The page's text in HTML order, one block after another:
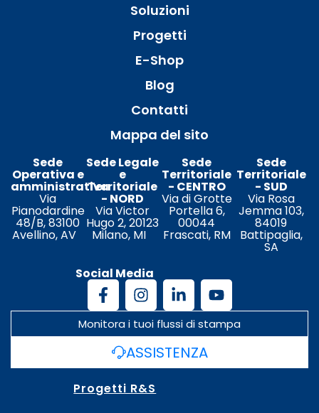
Soluzioni
Progetti
E-Shop
Blog
Contatti
Mappa del sito
Sede
Operativa e
amministrativa
Via
Pianodardine
48/B, 83100
Avellino, AV
Sede Legale
e
Territoriale
- NORD
Via Victor
Hugo 2, 20123
Milano, MI
Sede
Territoriale
- CENTRO
Via di Grotte
Portella 6,
00044
Frascati, RM
Sede
Territoriale
- SUD
Via Rosa
Jemma 103,
84019
Battipaglia,
SA
Social Media
Monitora i tuoi flussi di stampa
ASSISTENZA
Progetti R&S